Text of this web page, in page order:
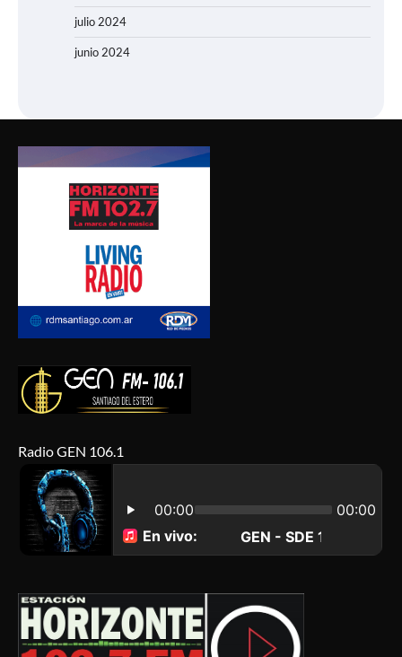
julio 2024
junio 2024
Radio GEN 106.1